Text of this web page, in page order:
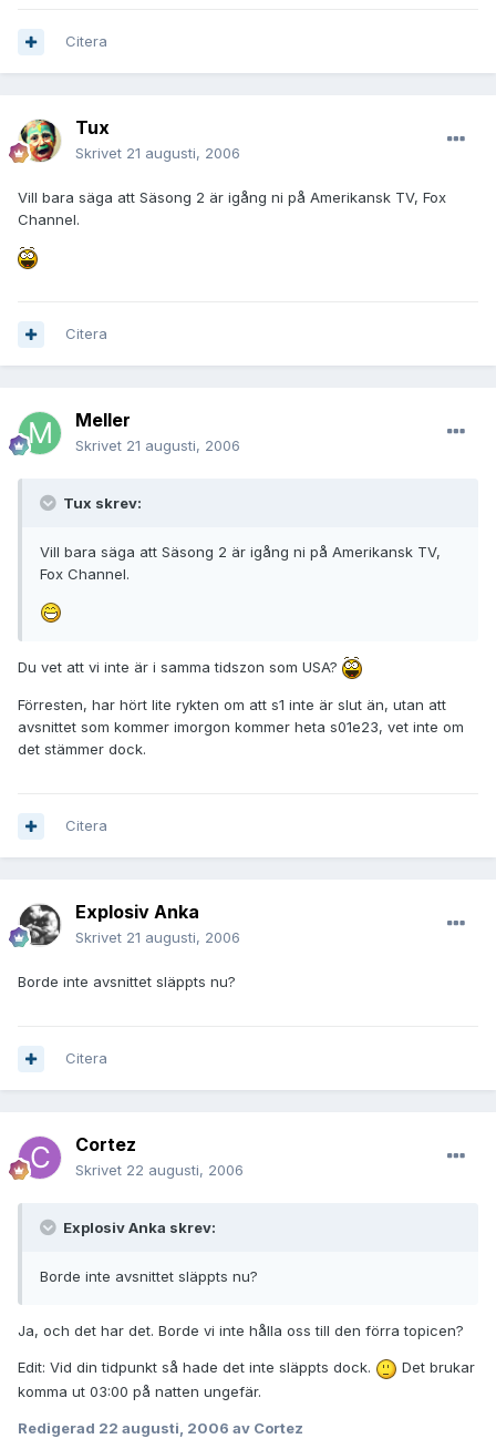
Citera
Tux
Skrivet 21 augusti, 2006
Vill bara säga att Säsong 2 är igång ni på Amerikansk TV, Fox
Channel.
Citera
Meller
Skrivet 21 augusti, 2006
Tux skrev:
Vill bara säga att Säsong 2 är igång ni på Amerikansk TV,
Fox Channel.
Du vet att vi inte är i samma tidszon som USA?
Förresten, har hört lite rykten om att s1 inte är slut än, utan att
avsnittet som kommer imorgon kommer heta s01e23, vet inte om
det stämmer dock.
Citera
Explosiv Anka
Skrivet 21 augusti, 2006
Borde inte avsnittet släppts nu?
Citera
Cortez
Skrivet 22 augusti, 2006
Explosiv Anka skrev:
Borde inte avsnittet släppts nu?
Ja, och det har det. Borde vi inte hålla oss till den förra topicen?
Edit: Vid din tidpunkt så hade det inte släppts dock.
Det brukar
komma ut 03:00 på natten ungefär.
Redigerad 22 augusti, 2006 av Cortez